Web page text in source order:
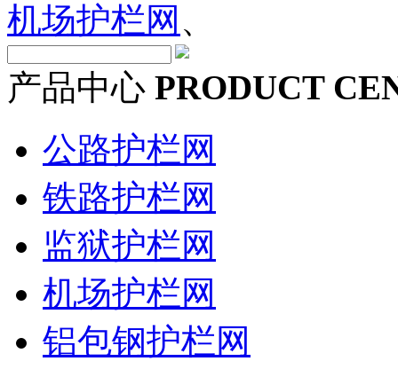
机场护栏网 、
产品中心 PRODUCT
公路护栏网
铁路护栏网
监狱护栏网
机场护栏网
铝包钢护栏网